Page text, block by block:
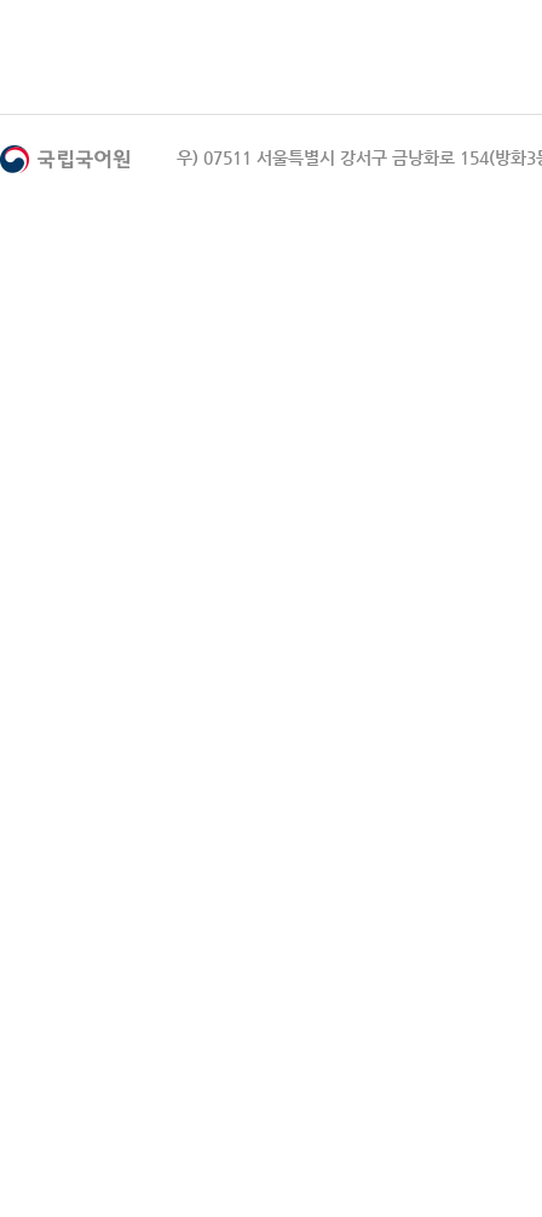
우) 07511 서울특별시 강서구 금낭화로 154(방화3